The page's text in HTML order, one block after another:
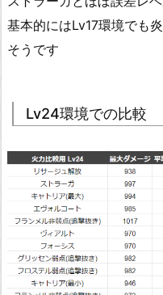
基本的にはLv17環境でも
そうです
Lv24環境での比較